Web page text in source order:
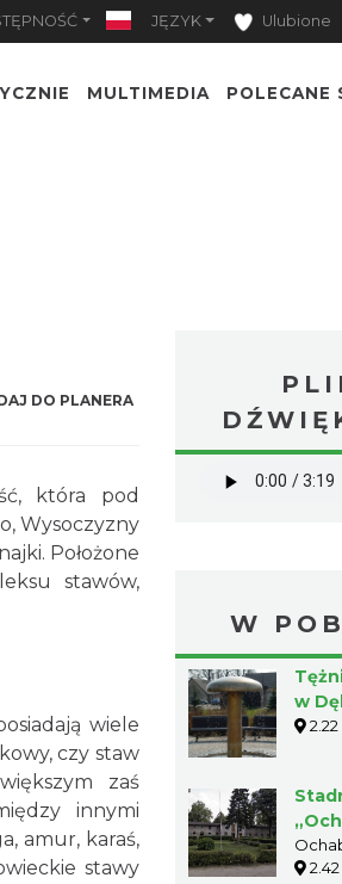
JĘZYK Ulubione
MULTIMEDIA POLECANE
DO PLANERA
która pod
Wysoczyzny
Położone
stawów,
wiele
czy staw
zaś
innymi
amur, karaś,
stawy
W
w